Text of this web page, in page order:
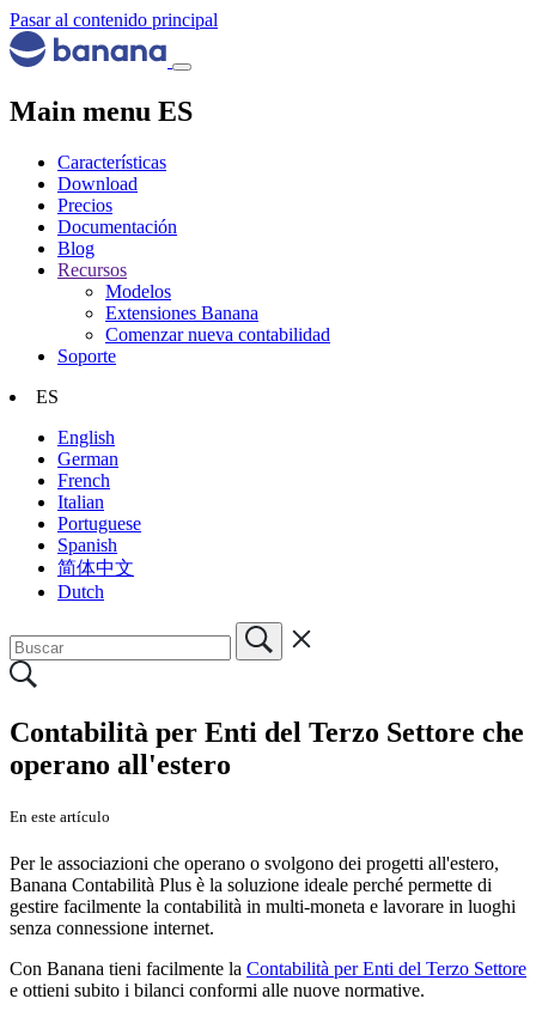
Pasar al contenido principal
Main menu ES
Características
Download
Precios
Documentación
Blog
Recursos
Modelos
Extensiones Banana
Comenzar nueva contabilidad
Soporte
ES
English
German
French
Italian
Portuguese
Spanish
简体中文
Dutch
Contabilità per Enti del Terzo Settore che
operano all'estero
En este artículo
Per le associazioni che operano o svolgono dei progetti all'estero,
Banana Contabilità Plus è la soluzione ideale perché permette di
gestire facilmente la contabilità in multi-moneta e lavorare in luoghi
senza connessione internet.
Con Banana tieni facilmente la Contabilità per Enti del Terzo Settore
e ottieni subito i bilanci conformi alle nuove normative.